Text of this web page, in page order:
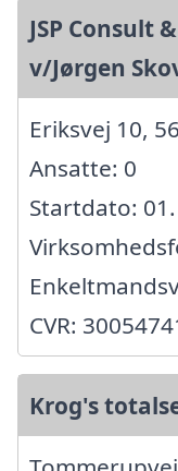
JSP Consult
v/Jørgen
Eriksvej 10,
Ansatte: 0
Startdato:
CVR:
Krog's